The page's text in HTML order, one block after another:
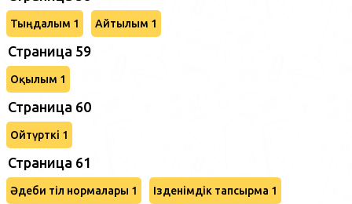
Тыңдалым 1 Айтылым 1
Страница 59
Оқылым 1
Страница 60
Ойтүрткі 1
Страница 61
Әдеби тіл нормалары 1 Ізденімдік тапсырма 1